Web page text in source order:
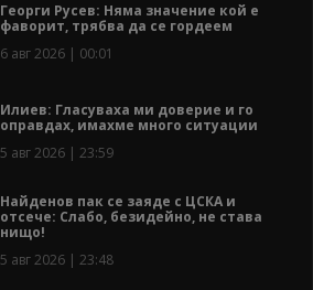
Георги Русев: Няма значение кой е
фаворит, трябва да се гордеем
6 авг 2026 | 00:01
Илиев: Гласуваха ми доверие и го
оправдах, имахме много ситуации
5 авг 2026 | 23:59
Найденов пак се заяде с ЦСКА и
отсече: Слабо, безидейно, не става
нищо!
5 авг 2026 | 23:48